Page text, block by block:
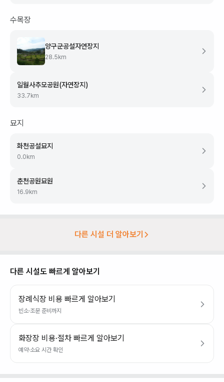
수목장
양구군공설자연장지
28.5 km
일월사추모공원(자연장지)
33.7 km
묘지
화천공설묘지
0.0 km
춘천공원묘원
16.9 km
다른 시설 더 알아보기
다른 시설도 빠르게 알아보기
장례식장 비용 빠르게 알아보기
빈소·조문 준비까지
화장장 비용·절차 빠르게 알아보기
예약·소요 시간 확인